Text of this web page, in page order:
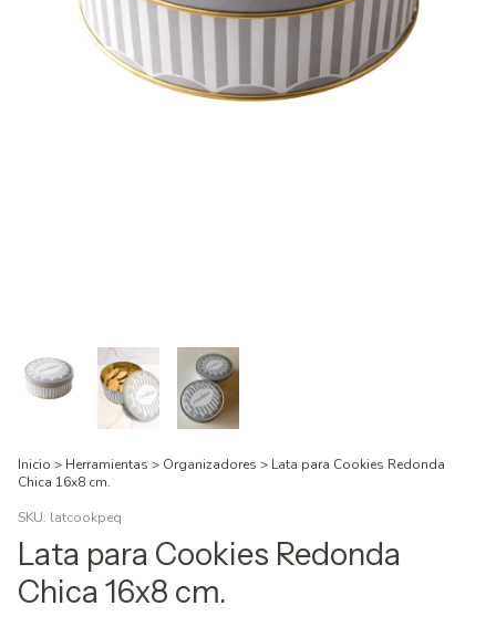
Inicio > Herramientas > Organizadores > Lata para Cookies Redonda
Chica 16x8 cm.
SKU: latcookpeq
Lata para Cookies Redonda
Chica 16x8 cm.